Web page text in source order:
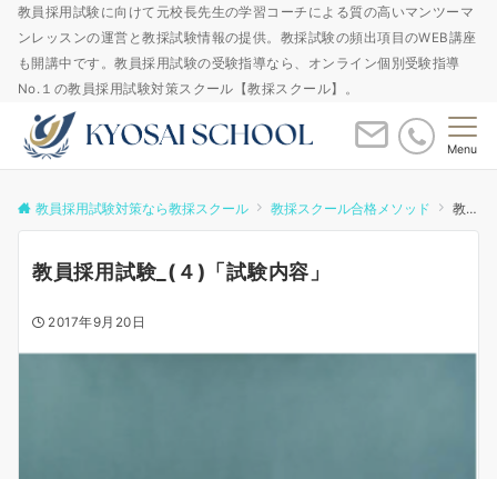
教員採用試験に向けて元校長先生の学習コーチによる質の高いマンツーマ
ンレッスンの運営と教採試験情報の提供。教採試験の頻出項目のWEB講座
も開講中です。教員採用試験の受験指導なら、オンライン個別受験指導
No.１の教員採用試験対策スクール【教採スクール】。
Menu
教員採用試験対策なら教採スクール 教採スクール合格メソッド 教員採用試験_(４)「試験内容」
教員採用試験_(４)「試験内容」
2017年9月20日